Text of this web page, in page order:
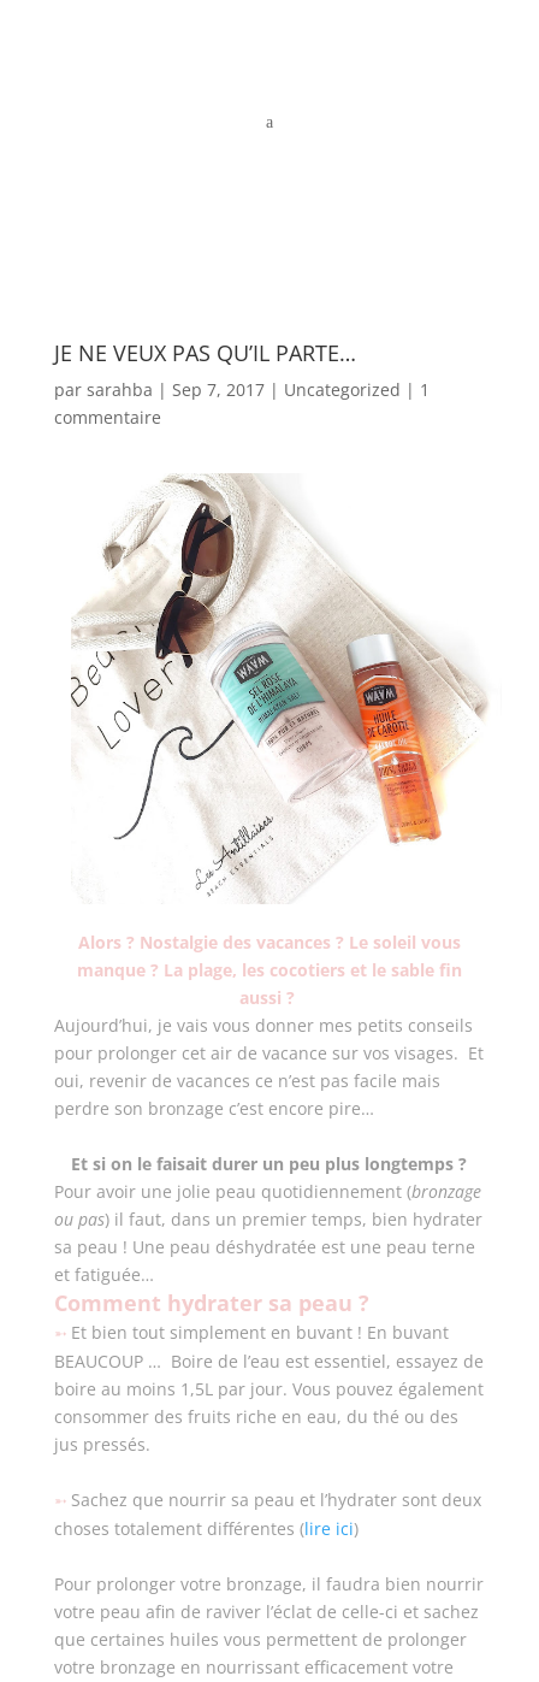
a
JE NE VEUX PAS QU’IL PARTE…
par sarahba | Sep 7, 2017| Uncategorized | 1
commentaire
Alors ? Nostalgie des vacances ? Le soleil vous
manque ? La plage, les cocotiers et le sable fin
aussi ?
Aujourd’hui, je vais vous donner mes petits conseils
pour prolonger cet air de vacance sur vos visages. Et
oui, revenir de vacances ce n’est pas facile mais
perdre son bronzage c’est encore pire…
Et si on le faisait durer un peu plus longtemps ?
Pour avoir une jolie peau quotidiennement (bronzage
ou pas) il faut, dans un premier temps, bien hydrater
sa peau ! Une peau déshydratée est une peau terne
et fatiguée…
Comment hydrater sa peau ?
➵ Et bien tout simplement en buvant ! En buvant
BEAUCOUP … Boire de l’eau est essentiel, essayez de
boire au moins 1,5L par jour. Vous pouvez également
consommer des fruits riche en eau, du thé ou des
jus pressés.
➵ Sachez que nourrir sa peau et l’hydrater sont deux
choses totalement différentes (lire ici)
Pour prolonger votre bronzage, il faudra bien nourrir
votre peau afin de raviver l’éclat de celle-ci et sachez
que certaines huiles vous permettent de prolonger
votre bronzage en nourrissant efficacement votre